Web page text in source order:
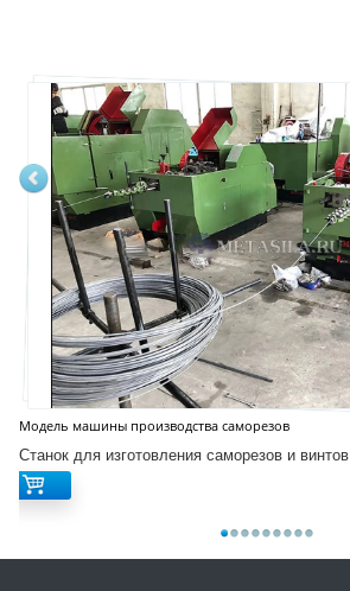
Модель машины производства саморезов
Станок для изготовления саморезов и винтов